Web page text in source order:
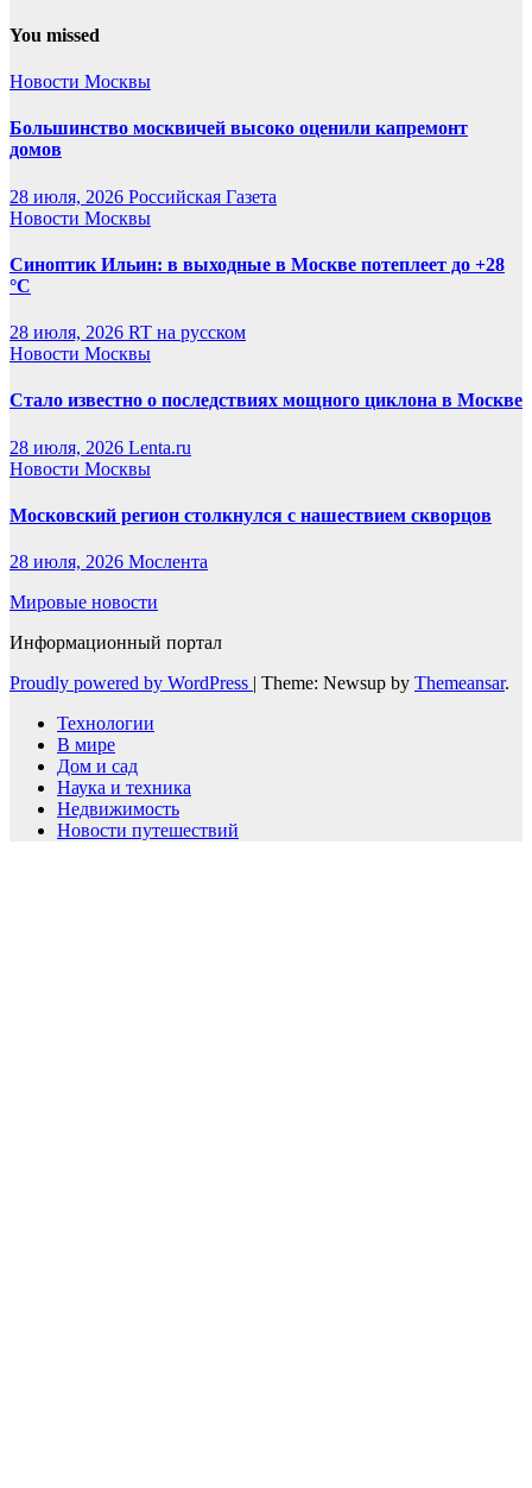
You missed
Новости Москвы
Большинство москвичей высоко оценили капремонт
домов
28 июля, 2026 Российская Газета
Новости Москвы
Синоптик Ильин: в выходные в Москве потеплеет до +28
°C
28 июля, 2026 RT на русском
Новости Москвы
Стало известно о последствиях мощного циклона в Москве
28 июля, 2026 Lenta.ru
Новости Москвы
Московский регион столкнулся с нашествием скворцов
28 июля, 2026 Мослента
Мировые новости
Информационный портал
Proudly powered by WordPress | Theme: Newsup by Themeansar.
Технологии
В мире
Дом и сад
Наука и техника
Недвижимость
Новости путешествий